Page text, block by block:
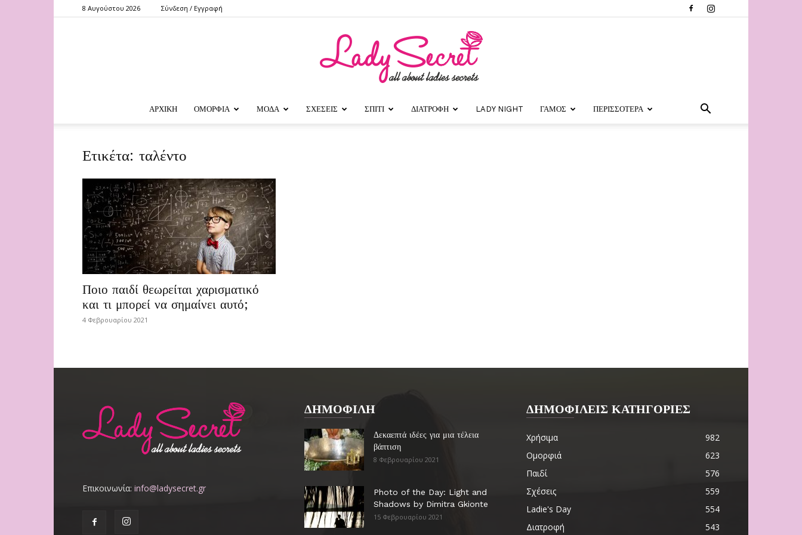
8 Αυγούστου 2026 Σύνδεση / Εγγραφή
ΑΡΧΙΚΗ ΟΜΟΡΦΙΑ ΜΟΔΑ ΣΧΕΣΕΙΣ ΣΠΙΤΙ ΔΙΑΤΡΟΦΗ LADY NIGHT ΓΑΜΟΣ ΠΕΡΙΣΣΟΤΕΡΑ
Ετικέτα: ταλέντο
Ποιο παιδί θεωρείται χαρισματικό
και τι μπορεί να σημαίνει αυτό;
4 Φεβρουαρίου 2021
Επικοινωνία: info@ladysecret.gr
ΔΗΜΟΦΙΛΗ
Δεκαεπτά ιδέες για μια τέλεια
βάπτιση
8 Φεβρουαρίου 2021
Photo of the Day: Light and
Shadows by Dimitra Gkionte
15 Φεβρουαρίου 2021
ΔΗΜΟΦΙΛΕΙΣ ΚΑΤΗΓΟΡΙΕΣ
Χρήσιμα
982
Ομορφιά
623
Παιδί
576
Σχέσεις
559
Ladie's Day
554
Διατροφή
543